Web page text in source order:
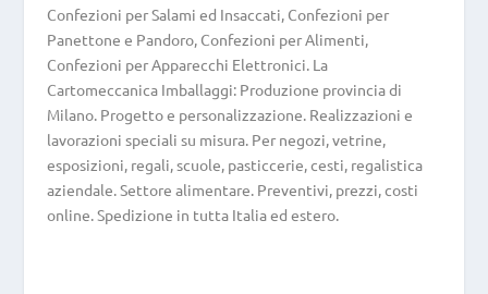
Confezioni per Salami ed Insaccati, Confezioni per
Panettone e Pandoro, Confezioni per Alimenti,
Confezioni per Apparecchi Elettronici. La
Cartomeccanica Imballaggi: Produzione provincia di
Milano. Progetto e personalizzazione. Realizzazioni e
lavorazioni speciali su misura. Per negozi, vetrine,
esposizioni, regali, scuole, pasticcerie, cesti, regalistica
aziendale. Settore alimentare. Preventivi, prezzi, costi
online. Spedizione in tutta Italia ed estero.